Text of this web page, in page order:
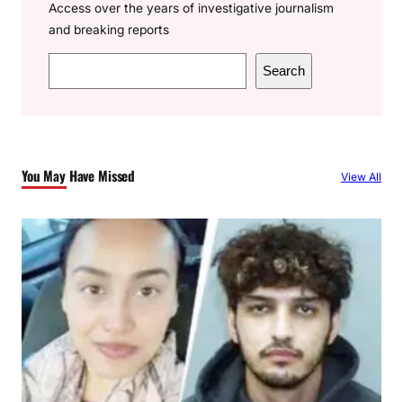
Access over the years of investigative journalism
and breaking reports
e
h
Search
You May Have Missed View All